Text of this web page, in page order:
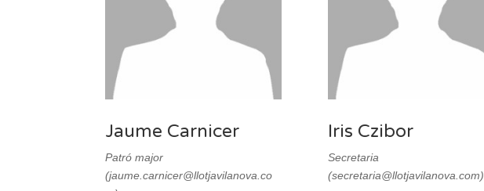
Jaume Carnicer
Patró major
(jaume.carnicer@llotjavilanova.co
Iris Czibor
Secretaria
(secretaria@llotjavilanova.com)